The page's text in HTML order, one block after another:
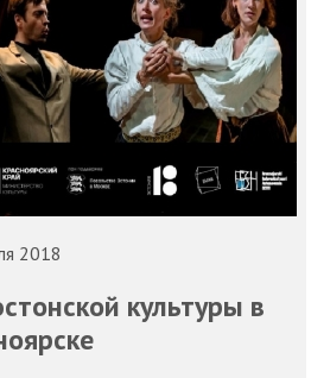
2018
культуры в